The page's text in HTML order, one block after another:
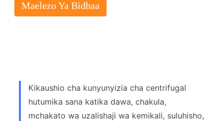
Maelezo Ya Bidhaa
Kikaushio cha kunyunyizia cha centrifugal
hutumika sana katika dawa, chakula,
mchakato wa uzalishaji wa kemikali, suluhisho,